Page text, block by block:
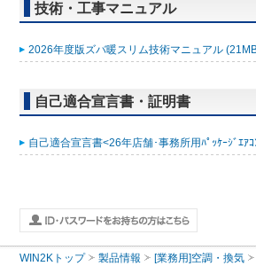
技術・工事マニュアル
2026年度版ズバ暖スリム技術マニュアル
自己適合宣言書・証明書
自己適合宣言書<26年店舗･事務所用ﾊﾟｯｹｰｼﾞｴｱ
WIN2Kトップ 製品情報 [業務用]空調・換気